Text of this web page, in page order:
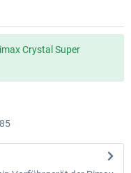
Crystal Super